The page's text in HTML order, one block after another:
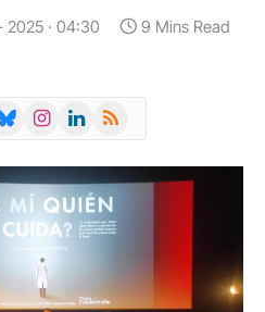
2025 · 04:30 9 Mins Read
InstagramLinkedIn
RSS